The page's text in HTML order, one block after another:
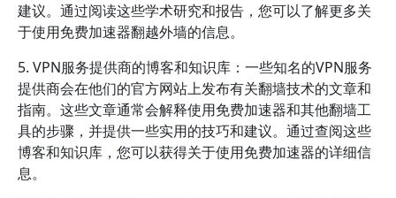
建议。通过阅读这些学术研究和报告，您可以了解更多关
于使用免费加速器翻越外墙的信息。
5. VPN服务提供商的博客和知识库：一些知名的VPN服务
提供商会在他们的官方网站上发布有关翻墙技术的文章和
指南。这些文章通常会解释使用免费加速器和其他翻墙工
具的步骤，并提供一些实用的技巧和建议。通过查阅这些
博客和知识库，您可以获得关于使用免费加速器的详细信
息。